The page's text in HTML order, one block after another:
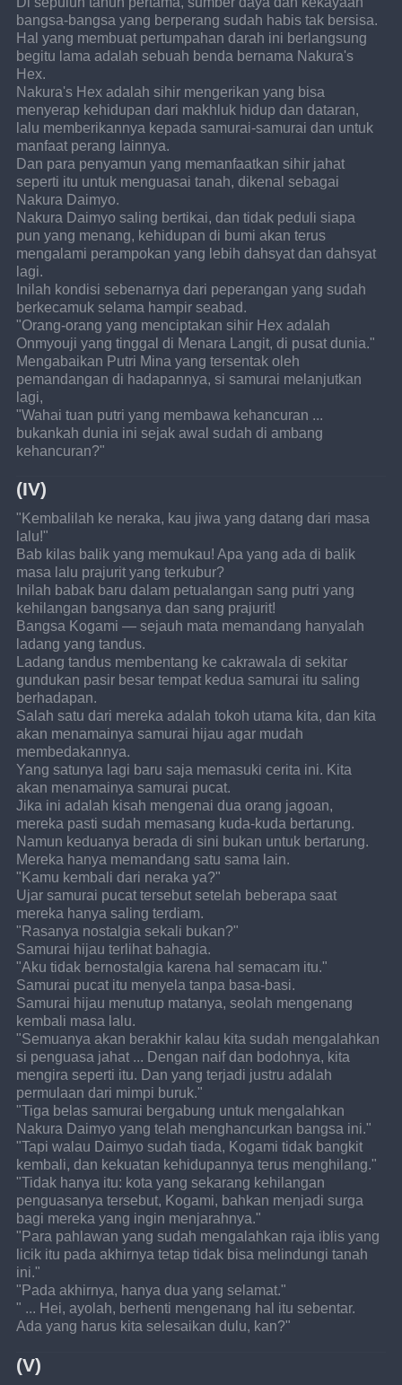
bangsa-bangsa yang berperang sudah habis tak bersisa.
Hal yang membuat pertumpahan darah ini berlangsung
begitu lama adalah sebuah benda bernama Nakura's
Hex.
Nakura's Hex adalah sihir mengerikan yang bisa
menyerap kehidupan dari makhluk hidup dan dataran,
lalu memberikannya kepada samurai-samurai dan untuk
manfaat perang lainnya.
Dan para penyamun yang memanfaatkan sihir jahat
seperti itu untuk menguasai tanah, dikenal sebagai
Nakura Daimyo.
Nakura Daimyo saling bertikai, dan tidak peduli siapa
pun yang menang, kehidupan di bumi akan terus
mengalami perampokan yang lebih dahsyat dan dahsyat
lagi.
Inilah kondisi sebenarnya dari peperangan yang sudah
berkecamuk selama hampir seabad.
"Orang-orang yang menciptakan sihir Hex adalah
Onmyouji yang tinggal di Menara Langit, di pusat dunia."
Mengabaikan Putri Mina yang tersentak oleh
pemandangan di hadapannya, si samurai melanjutkan
lagi,
"Wahai tuan putri yang membawa kehancuran ...
bukankah dunia ini sejak awal sudah di ambang
kehancuran?"
(IV)
"Kembalilah ke neraka, kau jiwa yang datang dari masa
lalu!"
Bab kilas balik yang memukau! Apa yang ada di balik
masa lalu prajurit yang terkubur?
Inilah babak baru dalam petualangan sang putri yang
kehilangan bangsanya dan sang prajurit!
Bangsa Kogami — sejauh mata memandang hanyalah
ladang yang tandus.
Ladang tandus membentang ke cakrawala di sekitar
gundukan pasir besar tempat kedua samurai itu saling
berhadapan.
Salah satu dari mereka adalah tokoh utama kita, dan kita
akan menamainya samurai hijau agar mudah
membedakannya.
Yang satunya lagi baru saja memasuki cerita ini. Kita
akan menamainya samurai pucat.
Jika ini adalah kisah mengenai dua orang jagoan,
mereka pasti sudah memasang kuda-kuda bertarung.
Namun keduanya berada di sini bukan untuk bertarung.
Mereka hanya memandang satu sama lain.
"Kamu kembali dari neraka ya?"
Ujar samurai pucat tersebut setelah beberapa saat
mereka hanya saling terdiam.
"Rasanya nostalgia sekali bukan?"
Samurai hijau terlihat bahagia.
"Aku tidak bernostalgia karena hal semacam itu."
Samurai pucat itu menyela tanpa basa-basi.
Samurai hijau menutup matanya, seolah mengenang
kembali masa lalu.
"Semuanya akan berakhir kalau kita sudah mengalahkan
si penguasa jahat ... Dengan naif dan bodohnya, kita
mengira seperti itu. Dan yang terjadi justru adalah
permulaan dari mimpi buruk."
"Tiga belas samurai bergabung untuk mengalahkan
Nakura Daimyo yang telah menghancurkan bangsa ini."
"Tapi walau Daimyo sudah tiada, Kogami tidak bangkit
kembali, dan kekuatan kehidupannya terus menghilang."
"Tidak hanya itu: kota yang sekarang kehilangan
penguasanya tersebut, Kogami, bahkan menjadi surga
bagi mereka yang ingin menjarahnya."
"Para pahlawan yang sudah mengalahkan raja iblis yang
licik itu pada akhirnya tetap tidak bisa melindungi tanah
ini."
"Pada akhirnya, hanya dua yang selamat."
" ... Hei, ayolah, berhenti mengenang hal itu sebentar.
Ada yang harus kita selesaikan dulu, kan?"
(V)